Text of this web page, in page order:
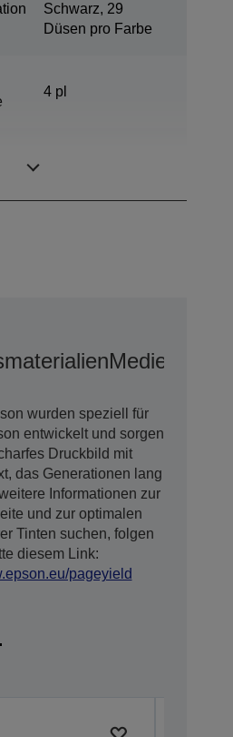
Schwarz, 29
Düsen pro Farbe
4 pl
Medien
wurden speziell für
entwickelt und sorgen
Druckbild mit
das Generationen lang
Informationen zur
und zur optimalen
Tinten suchen, folgen
diesem Link:
pageyield